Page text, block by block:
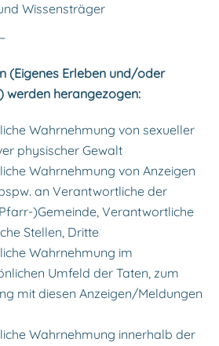
Wissensträger
(Eigenes Erleben und/oder
werden herangezogen:
Wahrnehmung von sexueller
physischer Gewalt
Wahrnehmung von Anzeigen
an Verantwortliche der
)Gemeinde, Verantwortliche
Stellen, Dritte
Wahrnehmung im
Umfeld der Taten, zum
mit diesen Anzeigen/Meldungen
Wahrnehmung innerhalb der